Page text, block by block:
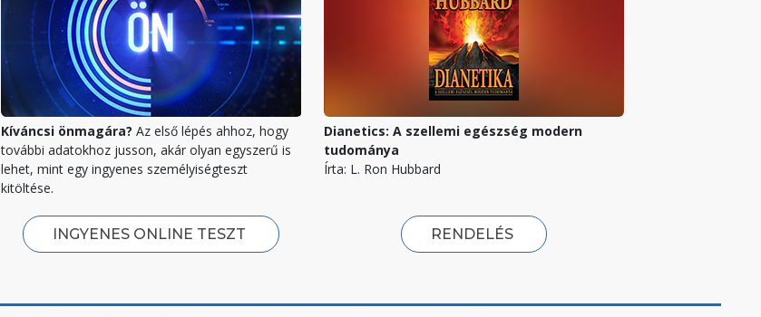
Kíváncsi önmagára? Az első lépés ahhoz, hogy
további adatokhoz jusson, akár olyan egyszerű is
lehet, mint egy ingyenes személyiségteszt
kitöltése.
INGYENES ONLINE TESZT
Dianetics: A szellemi egészség modern
tudománya
Írta: L. Ron Hubbard
RENDELÉS